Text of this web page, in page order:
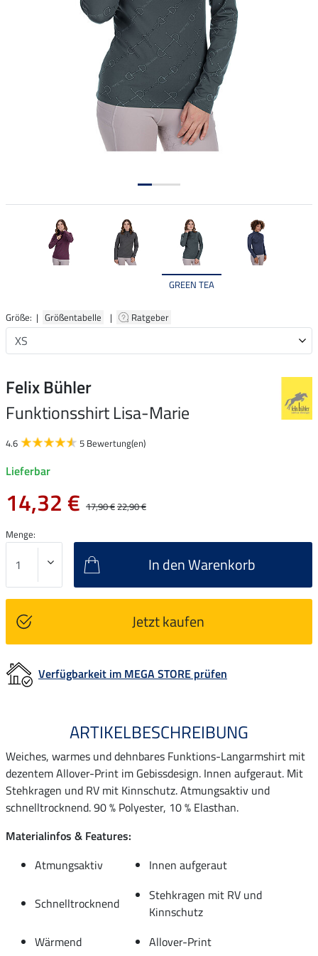
GREEN TEA
Größe: | Größentabelle | Ratgeber
Felix Bühler
Funktionsshirt Lisa-Marie
4.6 5 Bewertung(en)
Lieferbar
14,32 € 17,90 €22,90 €
Menge:
In den Warenkorb
Jetzt kaufen
Verfügbarkeit im MEGA STORE prüfen
ARTIKELBESCHREIBUNG
Weiches, warmes und dehnbares Funktions-Langarmshirt mit
dezentem Allover-Print im Gebissdesign. Innen aufgeraut. Mit
Stehkragen und RV mit Kinnschutz. Atmungsaktiv und
schnelltrocknend. 90 % Polyester, 10 % Elasthan.
Materialinfos & Features:
Atmungsaktiv
Innen aufgeraut
Schnelltrocknend
Stehkragen mit RV und
Kinnschutz
Wärmend
Allover-Print